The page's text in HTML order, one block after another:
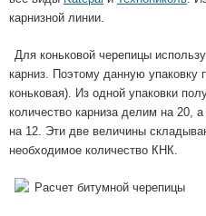
карнизной линии.
Для коньковой черепицы
карниз. Поэтому данную упаковку
коньковая). Из одной упаковки
количество карниза делим на 20,
на 12. Эти две величины
необходимое количество КНК.